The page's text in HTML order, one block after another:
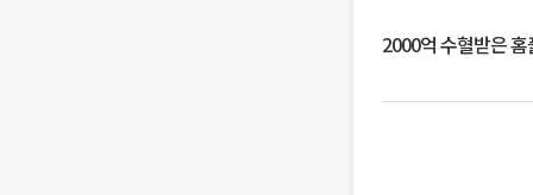
2000억 수혈받은 홈